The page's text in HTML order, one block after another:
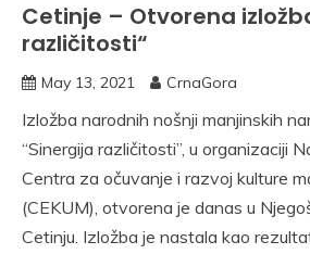
Cetinje – Otvorena
različitosti“
May 13, 2021 CrnaGora
Izložba narodnih nošnji manjinskih
“Sinergija različitosti”, u organizaciji
Centra za očuvanje i razvoj kulture
(CEKUM), otvorena je danas u
Cetinju. Izložba je nastala kao